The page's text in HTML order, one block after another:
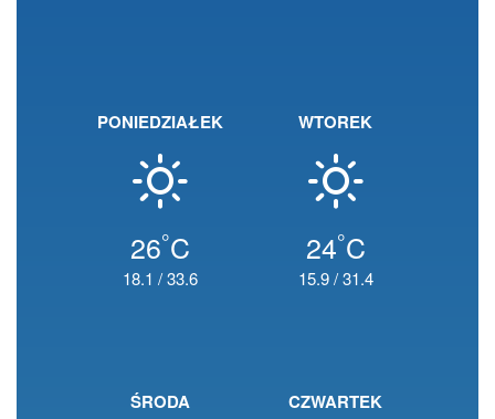
PONIEDZIAŁEK
26°C
18.1 /33.6
WTOREK
24°C
15.9/31.4
ŚRODA CZWARTEK